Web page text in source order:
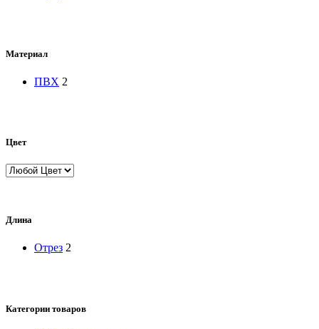
Материал
ПВХ 2
Цвет
Длина
Отрез 2
Категории товаров